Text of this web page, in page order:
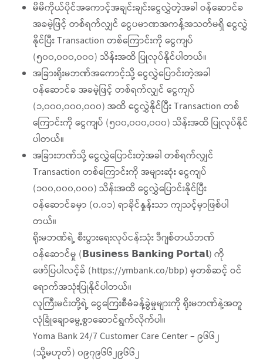
မိမိကိုယ်ပိုင်အကောင့်အချင်းချင်းငွေလွှဲတဲ့အခါ ဝန်ဆောင်ခ
အခမဲ့ဖြင့် တစ်ရက်လျှင် ငွေပမာဏအကန့်အသတ်မရှိ ငွေလွှဲ
နိုင်ပြီး Transaction တစ်ကြောင်းကို ငွေကျပ်
(၅၀၀,၀၀၀,၀၀၀) သိန်းအထိ ပြုလုပ်နိုင်ပါတယ်။
အခြားရိုးမဘဏ်အကောင့်သို့ ငွေလွှဲပြောင်းတဲ့အခါ
ဝန်ဆောင်ခ အခမဲ့ဖြင့် တစ်ရက်လျှင် ငွေကျပ်
(၁,၀၀၀,၀၀၀,၀၀၀) အထိ ငွေလွှဲနိုင်ပြီး Transaction တစ်
ကြောင်းကို ငွေကျပ် (၅၀၀,၀၀၀,၀၀၀) သိန်းအထိ ပြုလုပ်နိုင်
ပါတယ်။
အခြားဘဏ်သို့ ငွေလွှဲပြောင်းတဲ့အခါ တစ်ရက်လျှင်
Transaction တစ်ကြောင်းကို အများဆုံး ငွေကျပ်
(၁၀၀,၀၀၀,၀၀၀) သိန်းအထိ ငွေလွှဲပြောင်းနိုင်ပြီး
ဝန်ဆောင်ခမှာ (၀.၀၁) ရာခိုင်နှုန်းသာ ကျသင့်မှာဖြစ်ပါ
တယ်။
ရိုးမဘဏ်ရဲ့ စီးပွားရေးလုပ်ငန်းသုံး ဒီဂျစ်တယ်ဘဏ်
ဝန်ဆောင်မှု (𝗕𝘂𝘀𝗶𝗻𝗲𝘀𝘀 𝗕𝗮𝗻𝗸𝗶𝗻𝗴 𝗣𝗼𝗿𝘁𝗮𝗹) ကို
ဖော်ပြပါလင့်ခ် (https://ymbank.co/bbp) မှတစ်ဆင့် ဝင်
ရောက်အသုံးပြုနိုင်ပါတယ်။
လူကြီးမင်းတို့ရဲ့ ငွေကြေးစီမံခန့်ခွဲမှုများကို ရိုးမဘဏ်နဲ့အတူ
လုံခြုံချောမွေ့စွာဆောင်ရွက်လိုက်ပါ။
Yoma Bank 24/7 Customer Care Center – ၉၆၆၂
(သို့မဟုတ်) ၀၉၇၉၆၆၂၉၆၆၂